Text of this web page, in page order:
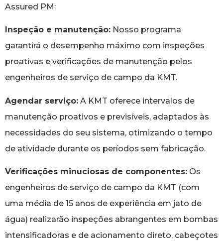
Assured PM:
Inspeção e manutenção: Nosso programa
garantirá o desempenho máximo com inspeções
proativas e verificações de manutenção pelos
engenheiros de serviço de campo da KMT.
Agendar serviço: A KMT oferece intervalos de
manutenção proativos e previsíveis, adaptados às
necessidades do seu sistema, otimizando o tempo
de atividade durante os períodos sem fabricação.
Verificações minuciosas de componentes: Os
engenheiros de serviço de campo da KMT (com
uma média de 15 anos de experiência em jato de
água) realizarão inspeções abrangentes em bombas
intensificadoras e de acionamento direto, cabeçotes